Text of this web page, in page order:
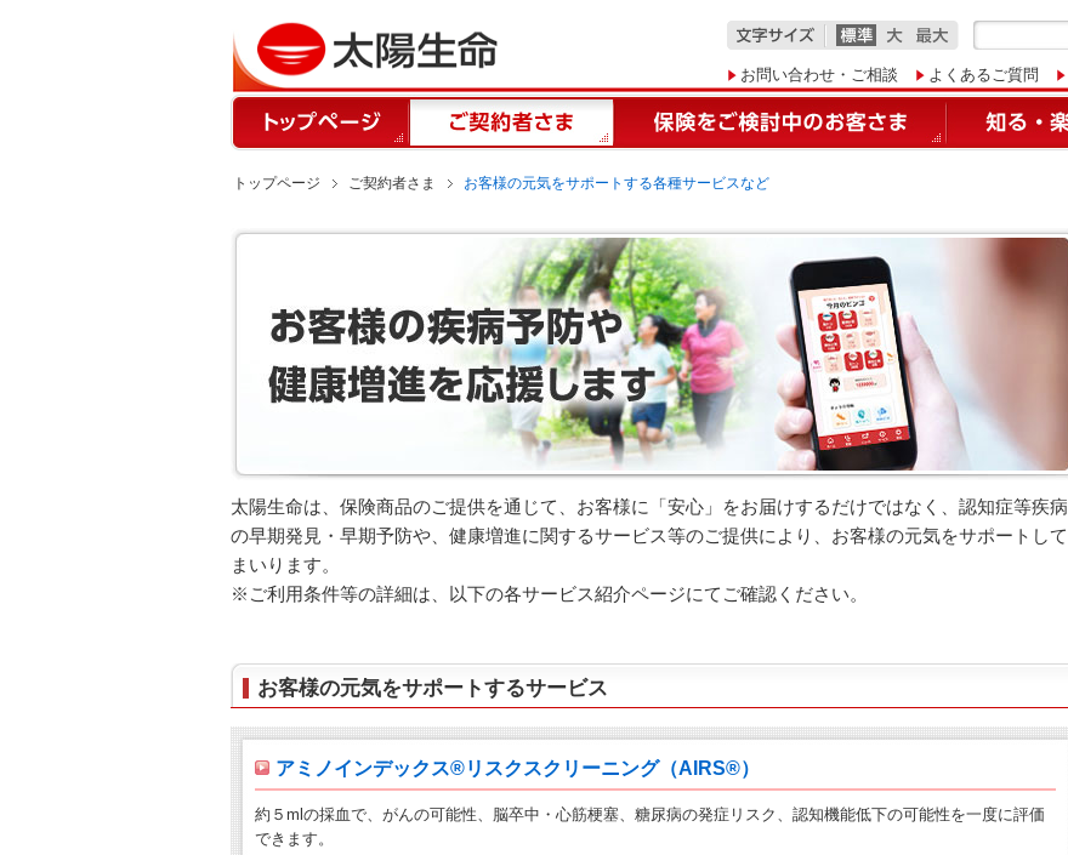
よくあるご質問
お問い合わせ・ご相談
トップページ ご契約者さま お客様の元気をサポートする各種サービスなど
太陽生命は、保険商品のご提供を通じて、お客様に「安心」をお届けするだけではなく、認知症等疾病
の早期発見・早期予防や、健康増進に関するサービス等のご提供により、お客様の元気をサポートして
まいります。
※ご利用条件等の詳細は、以下の各サービス紹介ページにてご確認ください。
お客様の元気をサポートするサービス
アミノインデックス®リスクスクリーニング（AIRS®）
約５mlの採血で、がんの可能性、脳卒中・心筋梗塞、糖尿病の発症リスク、認知機能低下の可能性を一度に評価
できます。